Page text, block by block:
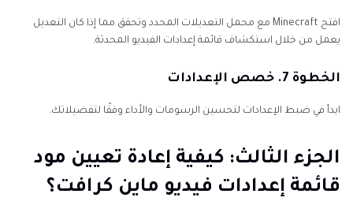
افتح Minecraft مع محمل التعديلات المحدد وتحقق مما إذا كان التعديل
يعمل من خلال استكشاف قائمة إعدادات الفيديو المحدثة.
الخطوة 7. خصص الإعدادات
ابدأ في ضبط الإعدادات لتحسين الرسومات والأداء وفقًا لتفضيلاتك.
الجزء الثالث: كيفية إعادة تعيين مود
قائمة إعدادات فيديو ماين كرافت؟